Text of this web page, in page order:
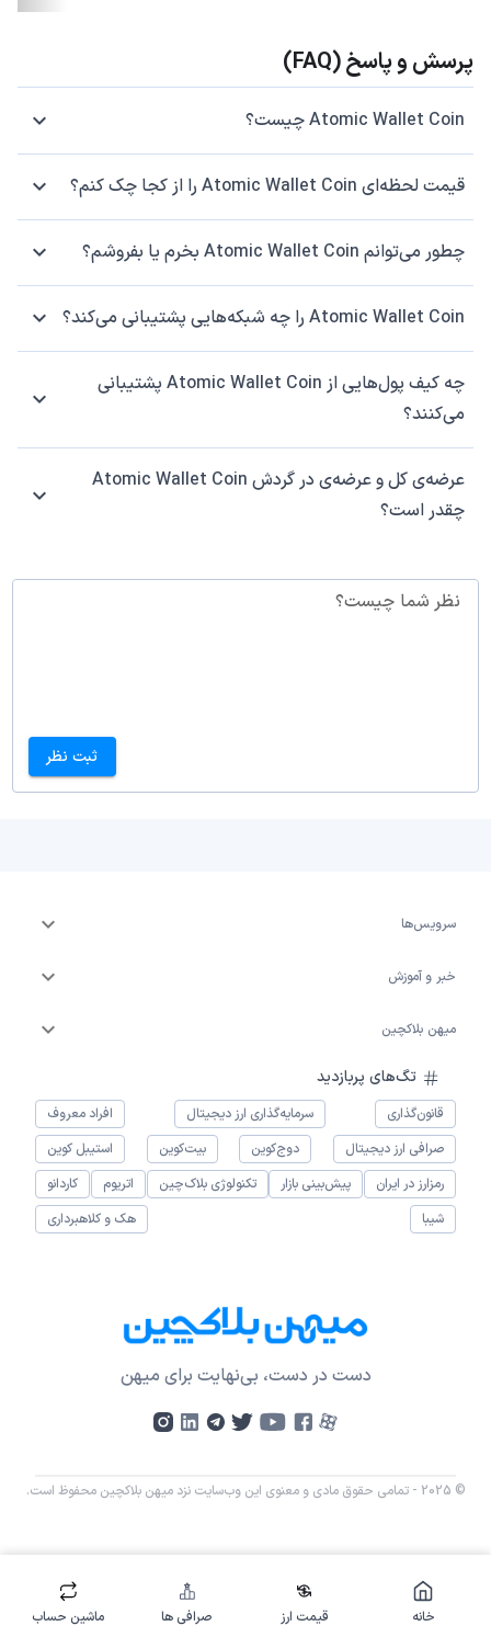
پرسش و پاسخ (FAQ)
Atomic Wallet Coin چیست؟
قیمت لحظه‌ای Atomic Wallet Coin را از کجا چک کنم؟
چطور می‌توانم Atomic Wallet Coin بخرم یا بفروشم؟
Atomic Wallet Coin را چه شبکه‌هایی پشتیبانی می‌کند؟
چه کیف پول‌هایی از Atomic Wallet Coin پشتیبانی
می‌کنند؟
عرضه‌ی کل و عرضه‌ی در گردش Atomic Wallet Coin
چقدر است؟
نظر شما چیست؟
ثبت نظر
سرویس‌ها
خبر و آموزش
میهن بلاکچین
تگ‌های پربازدید
قانون‌گذاری سرمایه‌گذاری ارز دیجیتال
افراد معروف
صرافی ارز دیجیتال
دوج‌کوین بیت‌کوین
استیبل کوین
رمزارز در ایران
پیش‌بینی بازار تکنولوژی بلاک‌چین اتریوم
کاردانو
شیبا
هک و کلاهبرداری
دست در دست، بی‌نهایت برای میهن
© 2025 - تمامی حقوق مادی و معنوی این وب‌سایت نزد میهن بلاکچین محفوظ است.
خانه قیمت ارز صرافی ها ماشین حساب